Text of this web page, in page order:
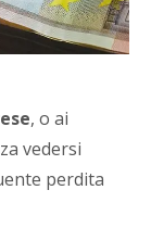
, o ai
vedersi
perdita